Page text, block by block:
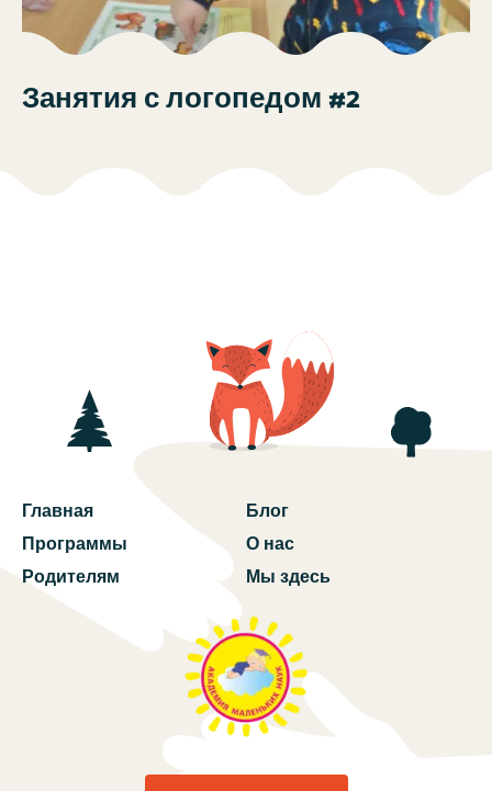
Занятия с логопедом #2
Главная
Программы
Родителям
Блог
О нас
Мы здесь